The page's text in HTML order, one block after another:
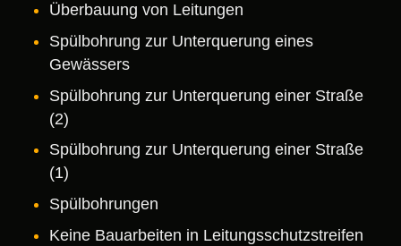
Überbauung von Leitungen
Spülbohrung zur Unterquerung eines
Gewässers
Spülbohrung zur Unterquerung einer Straße
(2)
Spülbohrung zur Unterquerung einer Straße
(1)
Spülbohrungen
Keine Bauarbeiten in Leitungsschutzstreifen